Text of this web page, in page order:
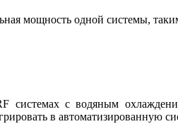
мощность одной системы,
с водяным
в автоматизированную